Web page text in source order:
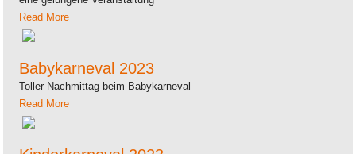
Read More
Babykarneval 2023
Toller Nachmittag beim Babykarneval
Read More